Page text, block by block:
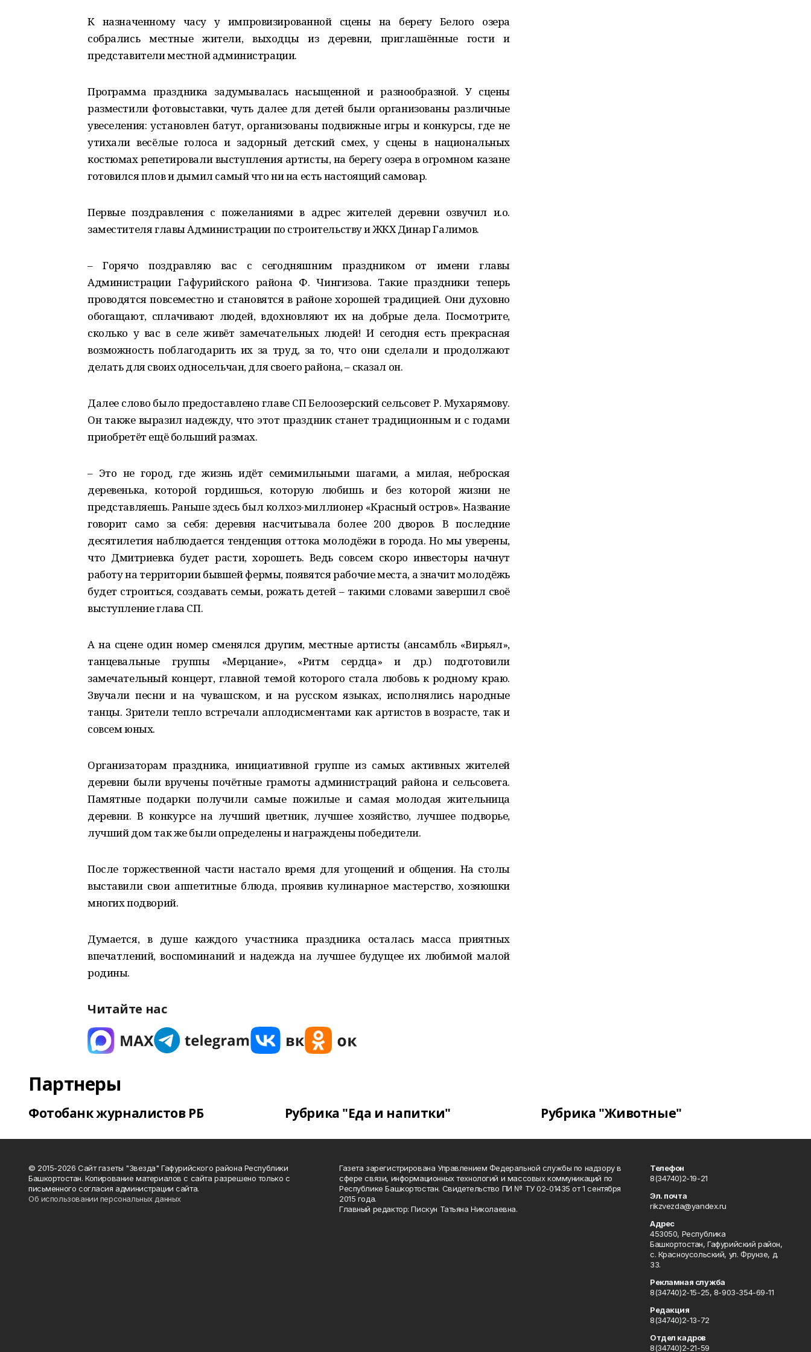
К назначенному часу у импровизированной сцены на берегу Белого озера
собрались местные жители, выходцы из деревни, приглашённые гости и
представители местной администрации.
Программа праздника задумывалась насыщенной и разнообразной. У сцены
разместили фотовыставки, чуть далее для детей были организованы различные
увеселения: установлен батут, организованы подвижные игры и конкурсы, где не
утихали весёлые голоса и задорный детский смех, у сцены в национальных
костюмах репетировали выступления артисты, на берегу озера в огромном казане
готовился плов и дымил самый что ни на есть настоящий самовар.
Первые поздравления с пожеланиями в адрес жителей деревни озвучил и.о.
заместителя главы Администрации по строительству и ЖКХ Динар Галимов.
– Горячо поздравляю вас с сегодняшним праздником от имени главы
Администрации Гафурийского района Ф. Чингизова. Такие праздники теперь
проводятся повсеместно и становятся в районе хорошей традицией. Они духовно
обогащают, сплачивают людей, вдохновляют их на добрые дела. Посмотрите,
сколько у вас в селе живёт замечательных людей! И сегодня есть прекрасная
возможность поблагодарить их за труд, за то, что они сделали и продолжают
делать для своих односельчан, для своего района, – сказал он.
Далее слово было предоставлено главе СП Белоозерский сельсовет Р. Мухарямову.
Он также выразил надежду, что этот праздник станет традиционным и с годами
приобретёт ещё больший размах.
– Это не город, где жизнь идёт семимильными шагами, а милая, неброская
деревенька, которой гордишься, которую любишь и без которой жизни не
представляешь. Раньше здесь был колхоз-миллионер «Красный остров». Название
говорит само за себя: деревня насчитывала более 200 дворов. В последние
десятилетия наблюдается тенденция оттока молодёжи в города. Но мы уверены,
что Дмитриевка будет расти, хорошеть. Ведь совсем скоро инвесторы начнут
работу на территории бывшей фермы, появятся рабочие места, а значит молодёжь
будет строиться, создавать семьи, рожать детей – такими словами завершил своё
выступление глава СП.
А на сцене один номер сменялся другим, местные артисты (ансамбль «Вирьял»,
танцевальные группы «Мерцание», «Ритм сердца» и др.) подготовили
замечательный концерт, главной темой которого стала любовь к родному краю.
Звучали песни и на чувашском, и на русском языках, исполнялись народные
танцы. Зрители тепло встречали аплодисментами как артистов в возрасте, так и
совсем юных.
Организаторам праздника, инициативной группе из самых активных жителей
деревни были вручены почётные грамоты администраций района и сельсовета.
Памятные подарки получили самые пожилые и самая молодая жительница
деревни. В конкурсе на лучший цветник, лучшее хозяйство, лучшее подворье,
лучший дом так же были определены и награждены победители.
После торжественной части настало время для угощений и общения. На столы
выставили свои аппетитные блюда, проявив кулинарное мастерство, хозяюшки
многих подворий.
Думается, в душе каждого участника праздника осталась масса приятных
впечатлений, воспоминаний и надежда на лучшее будущее их любимой малой
родины.
Читайте нас
Партнеры
Фотобанк журналистов РБ Рубрика "Еда и напитки" Рубрика "Животные"
© 2015-2026 Сайт газеты "Звезда" Гафурийского района Республики
Башкортостан. Копирование материалов с сайта разрешено только с
письменного согласия администрации сайта.
Об использовании персональных данных
Газета зарегистрирована Управлением Федеральной службы по надзору в
сфере связи, информационных технологий и массовых коммуникаций по
Республике Башкортостан. Свидетельство ПИ № ТУ 02-01435 от 1 сентября
2015 года.
Главный редактор: Пискун Татьяна Николаевна.
Телефон
8(34740)2-19-21
Эл. почта
rikzvezda@yandex.ru
Адрес
453050, Республика
Башкортостан, Гафурийский район,
с. Красноусольский, ул. Фрунзе, д.
33.
Рекламная служба
8(34740)2-15-25, 8-903-354-69-11
Редакция
8(34740)2-13-72
Отдел кадров
8(34740)2-21-59